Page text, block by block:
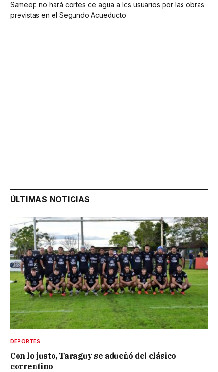
Sameep no hará cortes de agua a los usuarios por las obras
previstas en el Segundo Acueducto
ÚLTIMAS NOTICIAS
DEPORTES
Con lo justo, Taraguy se adueñó del clásico
correntino